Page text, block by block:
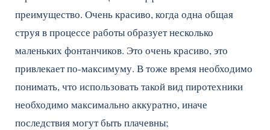
преимущество. Очень красиво, когда одна общая
струя в процессе работы образует несколько
маленьких фонтанчиков. Это очень красиво, это
привлекает по-максимуму. В тоже время необходимо
понимать, что использовать такой вид пиротехники
необходимо максимально аккуратно, иначе
последствия могут быть плачевны;